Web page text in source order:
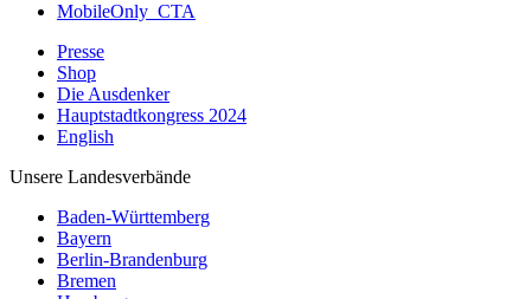
MobileOnly_CTA
Presse
Shop
Die Ausdenker
Hauptstadtkongress 2024
English
Unsere Landesverbände
Baden-Württemberg
Bayern
Berlin-Brandenburg
Bremen